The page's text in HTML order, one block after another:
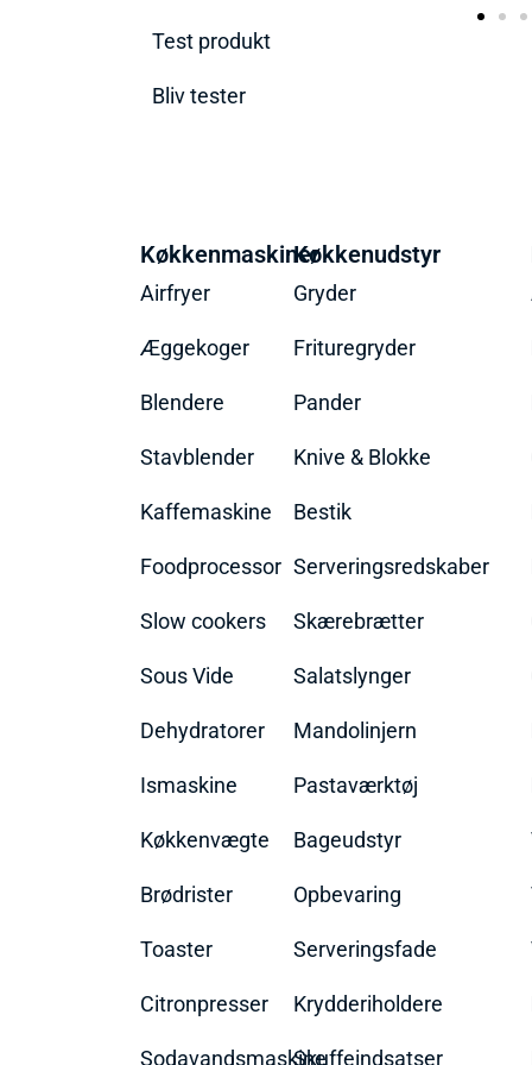
Test produkt
Bliv tester
Køkkenmaskiner
Airfryer
Æggekoger
Blendere
Stavblender
Kaffemaskine
Foodprocessor
Slow cookers
Sous Vide
Dehydratorer
Ismaskine
Køkkenvægte
Brødrister
Toaster
Citronpresser
Sodavandsmaskine
Køkkenudstyr
Gryder
Frituregryder
Pander
Knive & Blokke
Bestik
Serveringsredskaber
Skærebrætter
Salatslynger
Mandolinjern
Pastaværktøj
Bageudstyr
Opbevaring
Serveringsfade
Krydderiholdere
Skuffeindsatser